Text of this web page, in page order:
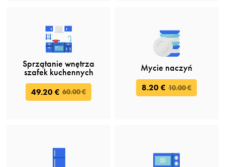
Sprzątanie wnętrza
szafek kuchennych
49.20 € 60.00 €
Mycie naczyń
8.20 € 10.00 €